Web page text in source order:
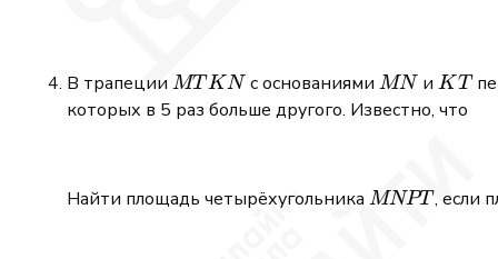
В трапеции MTKN
MT KN с основаниямиMN
MN иKT
KT
которых в 5 раз больше другого. Известно, что
Найти площадь четырёхугольника MNPT
MNPT , если